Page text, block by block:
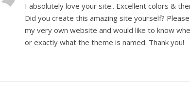
I absolutely love your site.. Excellent colors &
Did you create this amazing site yourself?
my very own website and would like to know
or exactly what the theme is named. Thank you!